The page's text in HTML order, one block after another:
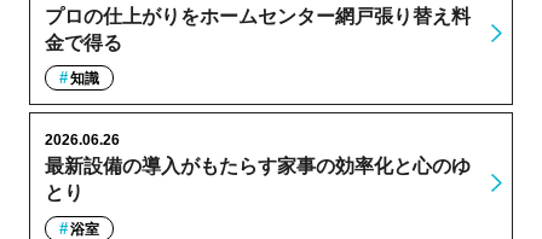
プロの仕上がりをホームセンター網戸張り替え料
金で得る
知識
最新設備の導入がもたらす家事の効率化と心のゆ
とり
2026.06.26
浴室